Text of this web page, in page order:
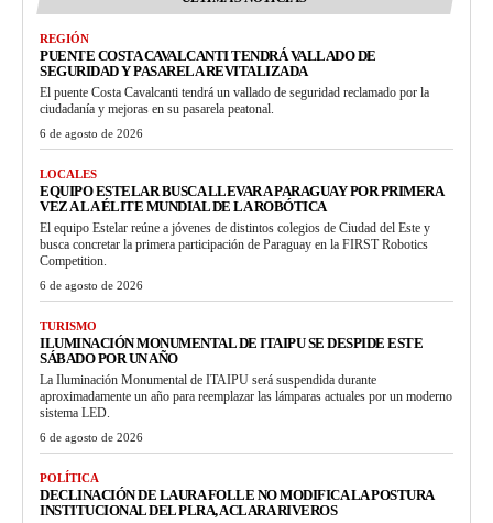
REGIÓN
PUENTE COSTA CAVALCANTI TENDRÁ VALLADO DE
SEGURIDAD Y PASARELA REVITALIZADA
El puente Costa Cavalcanti tendrá un vallado de seguridad reclamado por la
ciudadanía y mejoras en su pasarela peatonal.
6 de agosto de 2026
LOCALES
EQUIPO ESTELAR BUSCA LLEVAR A PARAGUAY POR PRIMERA
VEZ A LA ÉLITE MUNDIAL DE LA ROBÓTICA
El equipo Estelar reúne a jóvenes de distintos colegios de Ciudad del Este y
busca concretar la primera participación de Paraguay en la FIRST Robotics
Competition.
6 de agosto de 2026
TURISMO
ILUMINACIÓN MONUMENTAL DE ITAIPU SE DESPIDE ESTE
SÁBADO POR UN AÑO
La Iluminación Monumental de ITAIPU será suspendida durante
aproximadamente un año para reemplazar las lámparas actuales por un moderno
sistema LED.
6 de agosto de 2026
POLÍTICA
DECLINACIÓN DE LAURA FOLLE NO MODIFICA LA POSTURA
INSTITUCIONAL DEL PLRA, ACLARA RIVEROS